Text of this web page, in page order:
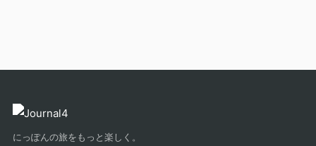
にっぽんの旅をもっと楽しく。